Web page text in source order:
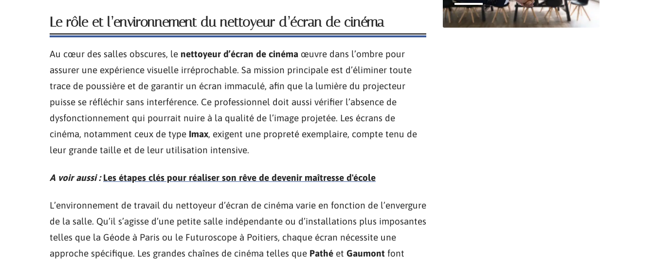
Le rôle et l’environnement du nettoyeur d’écran de cinéma
Au cœur des salles obscures, le nettoyeur d’écran de cinéma œuvre dans l’ombre pour
assurer une expérience visuelle irréprochable. Sa mission principale est d’éliminer toute
trace de poussière et de garantir un écran immaculé, afin que la lumière du projecteur
puisse se réfléchir sans interférence. Ce professionnel doit aussi vérifier l’absence de
dysfonctionnement qui pourrait nuire à la qualité de l’image projetée. Les écrans de
cinéma, notamment ceux de type Imax, exigent une propreté exemplaire, compte tenu de
leur grande taille et de leur utilisation intensive.
A voir aussi : Les étapes clés pour réaliser son rêve de devenir maîtresse d'école
L’environnement de travail du nettoyeur d’écran de cinéma varie en fonction de l’envergure
de la salle. Qu’il s’agisse d’une petite salle indépendante ou d’installations plus imposantes
telles que la Géode à Paris ou le Futuroscope à Poitiers, chaque écran nécessite une
approche spécifique. Les grandes chaînes de cinéma telles que Pathé et Gaumont font